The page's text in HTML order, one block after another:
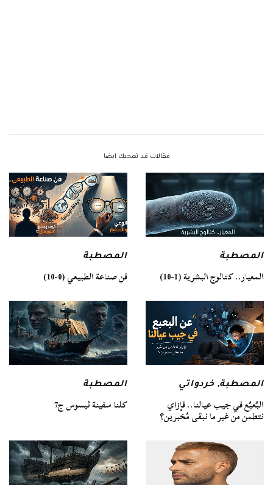
مقالات قد تعجبك ايضا
المصطبة
المعيار.. كتالوج البشرية (1-10)
المصطبة
فن صناعة الطبيعي (0-10)
المصطبة,خردواتي
البُعبُع في جيب عيالنا.. فإزاي
نتطمن من غير ما نبقى مُخبرين؟
المصطبة
كلنا سفينة ثيسوس ج7